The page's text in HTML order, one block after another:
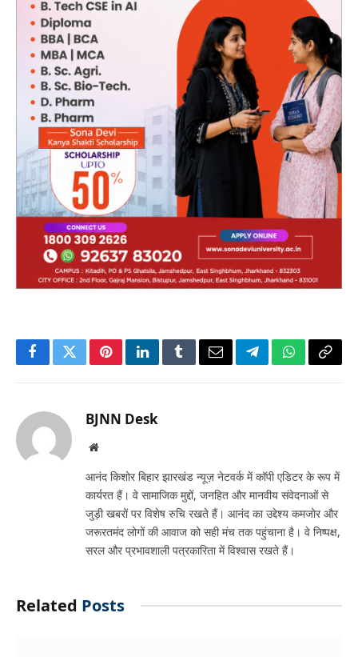
FacebookTwitterPinterestLinkedInTumblrEmailTelegramWhatsApp
Copy
BJNN Desk
Website
आनंद किशोर बिहार झारखंड न्यूज़ नेटवर्क में कॉपी एडिटर के रूप में
कार्यरत हैं। वे सामाजिक मुद्दों, जनहित और मानवीय संवेदनाओं से
जुड़ी खबरों पर विशेष रुचि रखते हैं। आनंद का उद्देश्य कमजोर और
जरूरतमंद लोगों की आवाज को सही मंच तक पहुंचाना है। वे निष्पक्ष,
सरल और प्रभावशाली पत्रकारिता में विश्वास रखते हैं।
Related Posts